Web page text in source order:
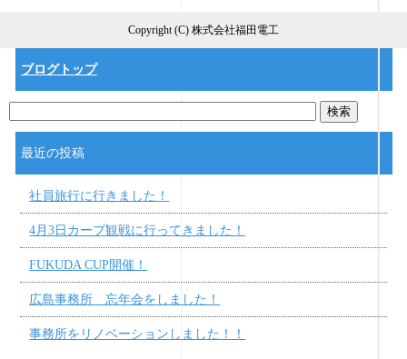
Copyright (C) 株式会社福田電工
ブログトップ
最近の投稿
社員旅行に行きました！
4月3日カープ観戦に行ってきました！
FUKUDA CUP開催！
広島事務所 忘年会をしました！
事務所をリノベーションしました！！